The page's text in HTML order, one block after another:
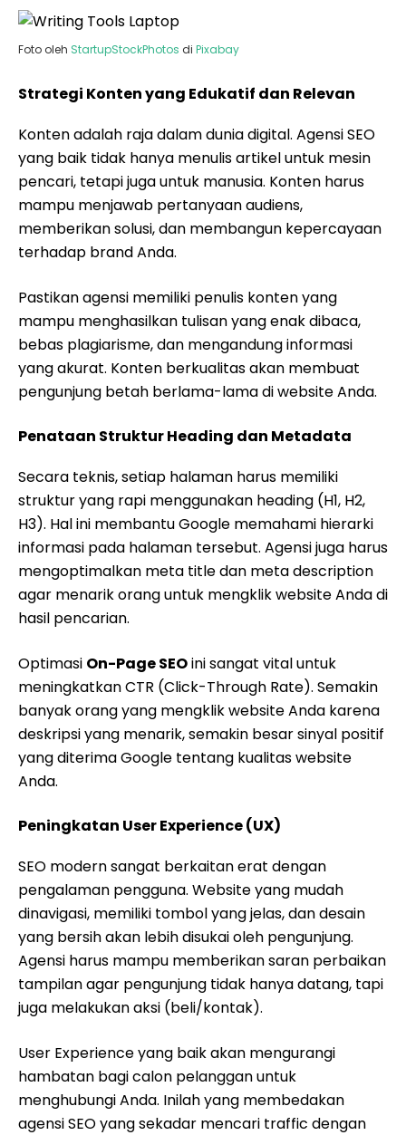
Foto oleh StartupStockPhotos di Pixabay
Strategi Konten yang Edukatif dan Relevan
Konten adalah raja dalam dunia digital. Agensi SEO
yang baik tidak hanya menulis artikel untuk mesin
pencari, tetapi juga untuk manusia. Konten harus
mampu menjawab pertanyaan audiens,
memberikan solusi, dan membangun kepercayaan
terhadap brand Anda.
Pastikan agensi memiliki penulis konten yang
mampu menghasilkan tulisan yang enak dibaca,
bebas plagiarisme, dan mengandung informasi
yang akurat. Konten berkualitas akan membuat
pengunjung betah berlama-lama di website Anda.
Penataan Struktur Heading dan Metadata
Secara teknis, setiap halaman harus memiliki
struktur yang rapi menggunakan heading (H1, H2,
H3). Hal ini membantu Google memahami hierarki
informasi pada halaman tersebut. Agensi juga harus
mengoptimalkan meta title dan meta description
agar menarik orang untuk mengklik website Anda di
hasil pencarian.
Optimasi On-Page SEOini sangat vital untuk
meningkatkan CTR (Click-Through Rate). Semakin
banyak orang yang mengklik website Anda karena
deskripsi yang menarik, semakin besar sinyal positif
yang diterima Google tentang kualitas website
Anda.
Peningkatan User Experience (UX)
SEO modern sangat berkaitan erat dengan
pengalaman pengguna. Website yang mudah
dinavigasi, memiliki tombol yang jelas, dan desain
yang bersih akan lebih disukai oleh pengunjung.
Agensi harus mampu memberikan saran perbaikan
tampilan agar pengunjung tidak hanya datang, tapi
juga melakukan aksi (beli/kontak).
User Experience yang baik akan mengurangi
hambatan bagi calon pelanggan untuk
menghubungi Anda. Inilah yang membedakan
agensi SEO yang sekadar mencari traffic dengan